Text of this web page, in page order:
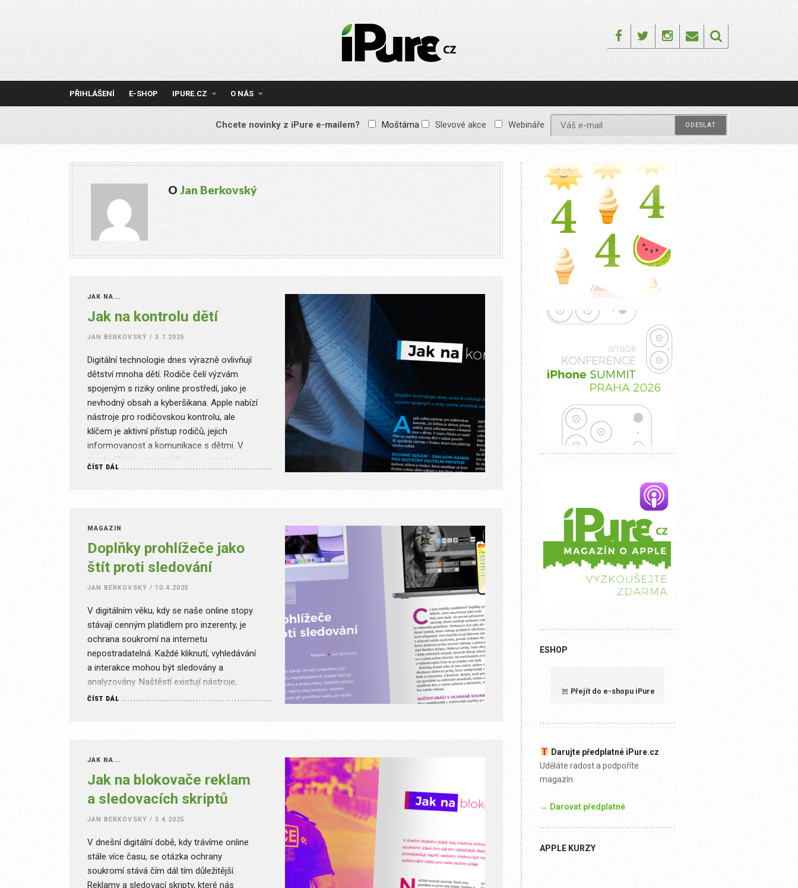
IPURE.CZ
Prémiový Apple e-
reklamy, žádné
obsah pro všechny
každodenního života.
FacebookTwitterInstagram
Email
PŘIHLÁŠENÍ E-SHOP IPURE.CZ O NÁS
Chcete novinky z iPure e-mailem? Moštárna Slevové akce Webináře
O Jan Berkovský
JAK NA...
Jak na kontrolu dětí
JAN BERKOVSKÝ / 3.7.2025
Digitální technologie dnes výrazně ovlivňují
dětství mnoha dětí. Rodiče čelí výzvám
spojeným s riziky online prostředí, jako je
nevhodný obsah a kyberšikana. Apple nabízí
nástroje pro rodičovskou kontrolu, ale
klíčem je aktivní přístup rodičů, jejich
informovanost a komunikace s dětmi. V
tomto článku se zaměříme na aspekty
ČÍST DÁL
MAGAZÍN
Doplňky prohlížeče jako
štít proti sledování
JAN BERKOVSKÝ / 10.4.2025
V digitálním věku, kdy se naše online stopy
stávají cenným platidlem pro inzerenty, je
ochrana soukromí na internetu
nepostradatelná. Každé kliknutí, vyhledávání
a interakce mohou být sledovány a
analyzovány. Naštěstí existují nástroje,
které nám pomohou udržet nad našimi daty
ČÍST DÁL
JAK NA...
Jak na blokovače reklam
a sledovacích skriptů
JAN BERKOVSKÝ / 3.4.2025
V dnešní digitální době, kdy trávíme online
stále více času, se otázka ochrany
soukromí stává čím dál tím důležitější.
Reklamy a sledovací skripty, které nás
ESHOP
Přejít do e-shopu iPure
Darujte předplatné iPure.cz
Uděláte radost a podpoříte
magazín.
→ Darovat předplatné
APPLE KURZY